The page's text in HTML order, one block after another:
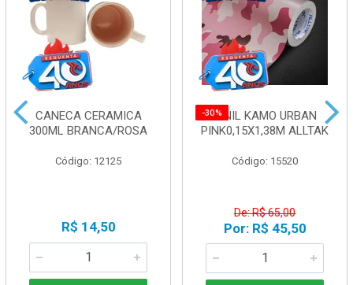
CANECA CERAMICA
300ML BRANCA/ROSA
Código: 12125
R$ 14,50
-30%VINIL KAMO URBAN
PINK0,15X1,38M ALLTAK
Código: 15520
De: R$ 65,00
Por: R$ 45,50